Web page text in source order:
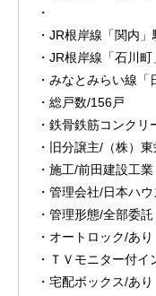
・
・JR根岸線「関内
・JR根岸線「石川
・みなとみらい線
・総戸数/156戸
・鉄骨鉄筋コンク
・旧分譲主/（株）
・施工/前田建設工
・管理会社/日本ハウ
・管理形態/全部委
・オートロック/あ
・ＴＶモニター付イ
・宅配ボックス/あり